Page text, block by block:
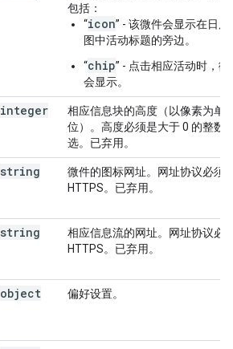
包括：
“icon” - 该微件会显示在日历
图中活动标题的旁边。
“chip” - 点击相应活动时，微
会显示。
integer
相应信息块的高度（以像素为单
位）。高度必须是大于 0 的整数
选。已弃用。
string
微件的图标网址。网址协议必须
HTTPS。已弃用。
string
相应信息流的网址。网址协议必
HTTPS。已弃用。
object 偏好设置。